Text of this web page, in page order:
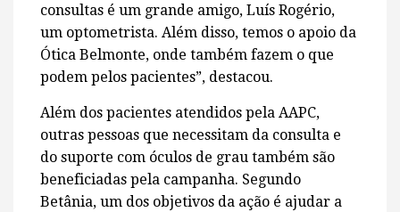
consultas é um grande amigo, Luís Rogério,
um optometrista. Além disso, temos o apoio da
Ótica Belmonte, onde também fazem o que
podem pelos pacientes”, destacou.
Além dos pacientes atendidos pela AAPC,
outras pessoas que necessitam da consulta e
do suporte com óculos de grau também são
beneficiadas pela campanha. Segundo
Betânia, um dos objetivos da ação é ajudar a